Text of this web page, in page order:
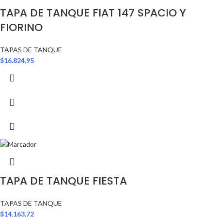
TAPA DE TANQUE FIAT 147 SPACIO Y
FIORINO
TAPAS DE TANQUE
$16.824,95
TAPA DE TANQUE FIESTA
TAPAS DE TANQUE
$14.163,72